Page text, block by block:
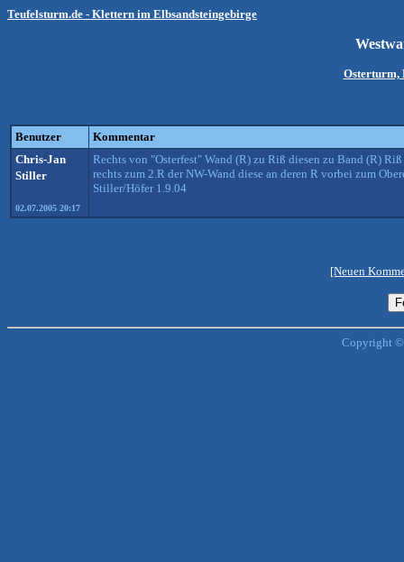
Teufelsturm.de - Klettern im Elbsandsteingebirge
Osterturm,
Benutzer
Kommentar
Chris-Jan
Stiller
02.07.2005 20:17
Rechts von "Osterfest" Wand (R) zu Riß diesen zu Band (R)
rechts zum 2.R der NW-Wand diese an deren R vorbei zum
Stiller/Höfer 1.9.04
[Neuen
Copyright ©